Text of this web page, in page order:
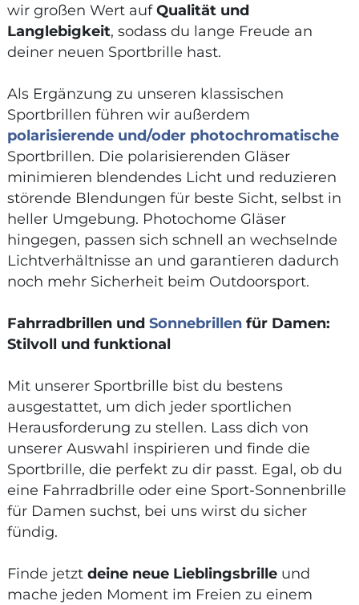
wir großen Wert aufQualität und
Langlebigkeit, sodass du lange Freude an
deiner neuen Sportbrille hast.
Als Ergänzung zu unseren klassischen
Sportbrillen führen wir außerdem
polarisierende und/oder photochromatische
Sportbrillen. Die polarisierenden Gläser
minimieren blendendes Licht und reduzieren
störende Blendungen für beste Sicht, selbst in
heller Umgebung. Photochome Gläser
hingegen, passen sich schnell an wechselnde
Lichtverhältnisse an und garantieren dadurch
noch mehr Sicherheit beim Outdoorsport.
Fahrradbrillen undSonnebrillen für Damen:
Stilvoll und funktional
Mit unserer Sportbrille bist du bestens
ausgestattet, um dich jeder sportlichen
Herausforderung zu stellen. Lass dich von
unserer Auswahl inspirieren und finde die
Sportbrille, die perfekt zu dir passt. Egal, ob du
eine Fahrradbrille oder eine Sport-Sonnenbrille
für Damen suchst, bei uns wirst du sicher
fündig.
Finde jetztdeine neue Lieblingsbrille und
mache jeden Moment im Freien zu einem